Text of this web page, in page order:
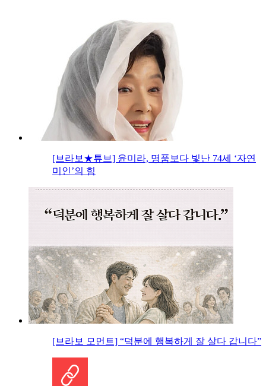
[브라보★튜브] 윤미라, 명품보다 빛난 74세 ‘자연
미인’의 힘
[브라보 모먼트] “덕분에 행복하게 잘 살다 갑니다”